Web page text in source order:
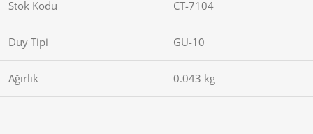
Stok Kodu CT-7104
Duy Tipi GU-10
Ağırlık 0.043 kg